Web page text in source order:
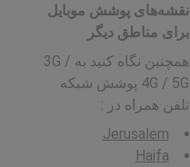
نقشه‌های پوشش موبایل
برای مناطق دیگر
همچنین نگاه کنید به 3G /
4G / 5G پوشش شبکه
تلفن همراه در :
Jerusalem
Haifa